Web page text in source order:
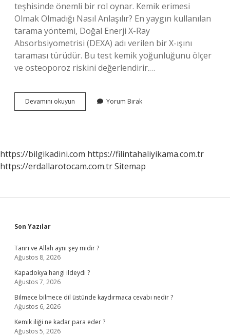
teşhisinde önemli bir rol oynar. Kemik erimesi
Olmak Olmadığı Nasıl Anlaşılır? En yaygın kullanılan
tarama yöntemi, Doğal Enerji X-Ray
Absorbsiyometrisi (DEXA) adı verilen bir X-ışını
taraması türüdür. Bu test kemik yoğunluğunu ölçer
ve osteoporoz riskini değerlendirir.…
Devamını okuyun
Erimesi
Yorum Bırak
https://bilgikadini.com https://filintahaliyikama.com.tr
https://erdallarotocam.com.trSitemap
Sidebar
Son Yazılar
Tanrı ve Allah aynı şey midir ?
Ağustos 8, 2026
Kapadokya hangi ildeydi ?
Ağustos 7, 2026
Bilmece bilmece dil üstünde kaydırmaca cevabı nedir ?
Ağustos 6, 2026
Kemik iliği ne kadar para eder ?
Ağustos 5, 2026